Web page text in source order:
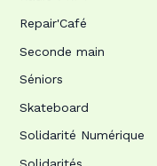
Repair'Café
Seconde main
Séniors
Skateboard
Solidarité Numérique